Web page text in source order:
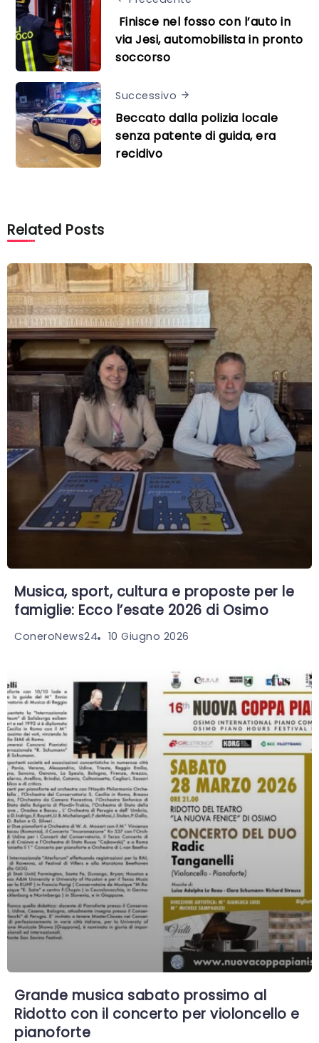
Finisce nel fosso con l’auto in
via Jesi, automobilista in pronto
soccorso
Successivo
Beccato dalla polizia locale
senza patente di guida, era
recidivo
Related Posts
Musica, sport, cultura e proposte per le
famiglie: Ecco l’esate 2026 di Osimo
ConeroNews24 10 Giugno 2026
Grande musica sabato prossimo al
Ridotto con il concerto per violoncello e
pianoforte